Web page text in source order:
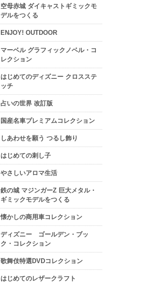
空母赤城 ダイキャストギミックモ
デルをつくる
ENJOY! OUTDOOR
マーベル グラフィックノベル・コ
レクション
はじめてのディズニー クロスステ
ッチ
占いの世界 改訂版
国産名車プレミアムコレクション
しあわせを願う つるし飾り
はじめての刺し子
やさしいアロマ生活
鉄の城 マジンガーZ 巨大メタル・
ギミックモデルをつくる
懐かしの商用車コレクション
ディズニー ゴールデン・ブッ
ク・コレクション
歌舞伎特選DVDコレクション
はじめてのレザークラフト